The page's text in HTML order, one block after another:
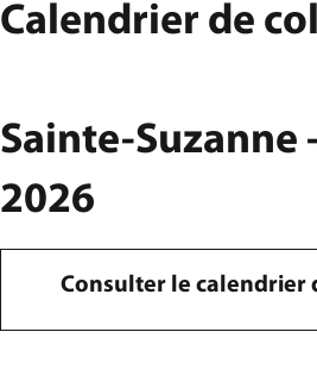
Calendrier de
Sainte-Suzanne
2026
Consulter le calendrier